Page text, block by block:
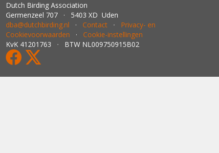
Dutch Birding Association
Germenzeel 707 · 5403 XD Uden
dba@dutchbirding.nl · Contact · Privacy- en
Cookievoorwaarden · Cookie-instellingen
KvK 41201763 · BTW NL009750915B02